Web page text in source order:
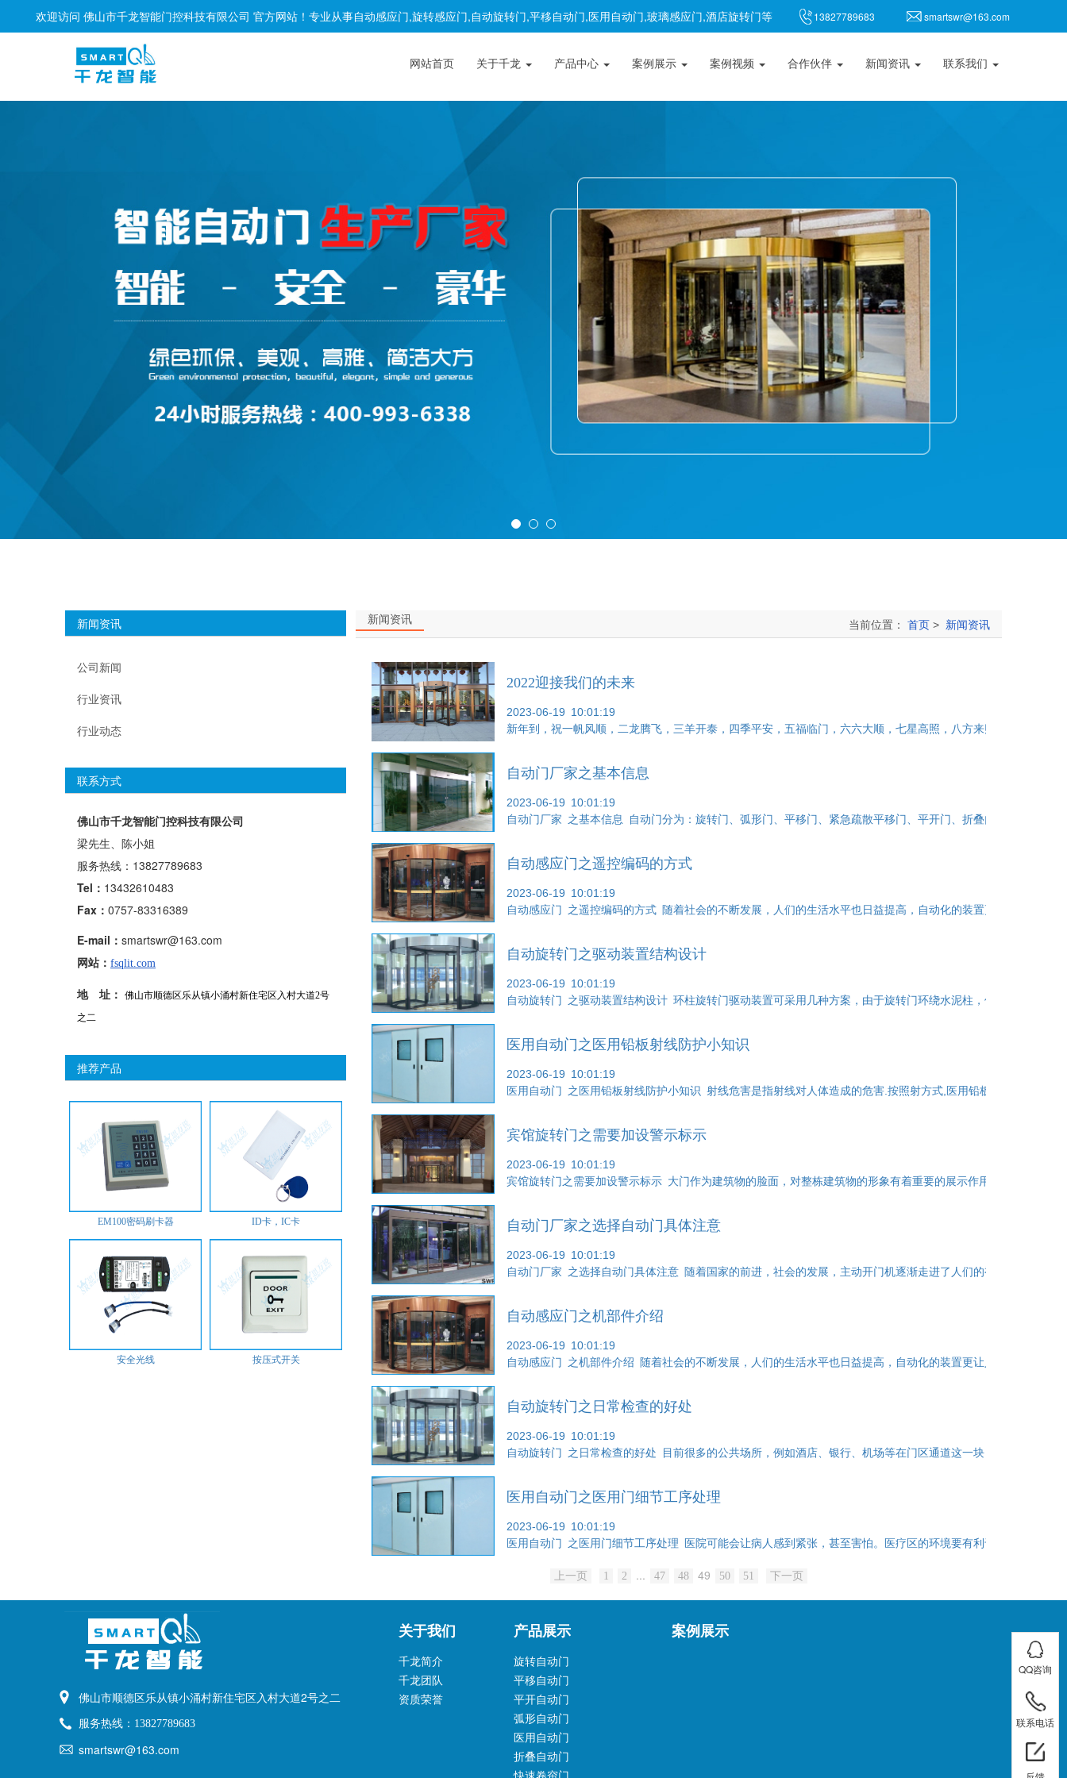
欢迎访问 佛山市千龙智能门控科技有限公司 官方网站！ 专业从事自动感应门,旋转感应门,自动旋转门,平移自动门,医用自动门,玻璃感应门,酒店旋转门等 smartswr@163.com
13827789683
网站首页 关于千龙 产品中心 案例展示 案例视频 合作伙伴 新闻资讯 联系我们
1 2 3
新闻资讯
公司新闻
行业资讯
行业动态
联系方式
佛山市千龙智能门控科技有限公司
梁先生、陈小姐
服务热线：13827789683
Tel： 13432610483
Fax： 0757-83316389
E-mail： smartswr@163.com
网站： fsqlit.com
地 址：
佛山市顺德区乐从镇小涌村新住宅区入村大道2号
之二
推荐产品
EM100密码刷卡器 ID卡，IC卡
安全光线 按压式开关
当前位置： 首页 > 新闻资讯
新闻资讯
2022迎接我们的未来
2023-06-19 10:01:19
新年到，祝一帆风顺，二龙腾飞，三羊开泰，四季平安，五福临门，六六大顺，七星高照，八方来财，九九同心
自动门厂家之基本信息
2023-06-19 10:01:19
自动门厂家 之基本信息 自动门分为：旋转门、弧形门、平移门、紧急疏散平移门、平开门、折叠门、快速门等
自动感应门之遥控编码的方式
2023-06-19 10:01:19
自动感应门 之遥控编码的方式 随着社会的不断发展，人们的生活水平也日益提高，自动化的装置更让人们关注
自动旋转门之驱动装置结构设计
2023-06-19 10:01:19
自动旋转门 之驱动装置结构设计 环柱旋转门驱动装置可采用几种方案，由于旋转门环绕水泥柱，使环柱门的旋
医用自动门之医用铅板射线防护小知识
2023-06-19 10:01:19
医用自动门 之医用铅板射线防护小知识 射线危害是指射线对人体造成的危害.按照射方式,医用铅板通常分为大剂
宾馆旋转门之需要加设警示标示
2023-06-19 10:01:19
宾馆旋转门之需要加设警示标示 大门作为建筑物的脸面，对整栋建筑物的形象有着重要的展示作用。俗话说“宅
自动门厂家之选择自动门具体注意
2023-06-19 10:01:19
自动门厂家 之选择自动门具体注意 随着国家的前进，社会的发展，主动开门机逐渐走进了人们的视界。在一些
自动感应门之机部件介绍
2023-06-19 10:01:19
自动感应门 之机部件介绍 随着社会的不断发展，人们的生活水平也日益提高，自动化的装置更让人们关注,现在
自动旋转门之日常检查的好处
2023-06-19 10:01:19
自动旋转门 之日常检查的好处 目前很多的公共场所，例如酒店、银行、机场等在门区通道这一块，都选择使用
医用自动门之医用门细节工序处理
2023-06-19 10:01:19
医用自动门 之医用门细节工序处理 医院可能会让病人感到紧张，甚至害怕。医疗区的环境要有利于病人的治疗
上一页 1 2 ... 47 48 49 50 51 下一页
佛山市顺德区乐从镇小涌村新住宅区入村大道2号之二
服务热线： 13827789683
smartswr@163.com
关于我们
千龙简介
千龙团队
资质荣誉
产品展示
旋转自动门
平移自动门
平开自动门
弧形自动门
医用自动门
折叠自动门
案例展示
QQ咨询
QQ咨询
联系电话
联系电话